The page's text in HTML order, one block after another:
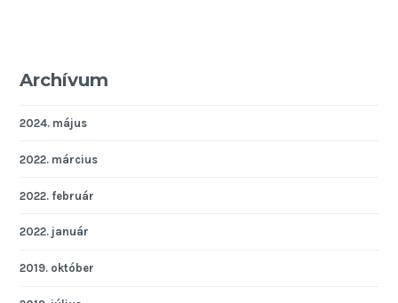
Archívum
2024. május
2022. március
2022. február
2022. január
2019. október